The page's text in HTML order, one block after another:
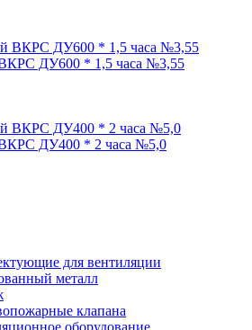
ДУ600 * 1,5 часа №3,55
ДУ400 * 2 часа №5,0
для вентиляции
металл
клапана